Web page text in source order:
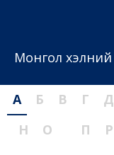
Монгол
А Б В Г Д
Н
О П Р